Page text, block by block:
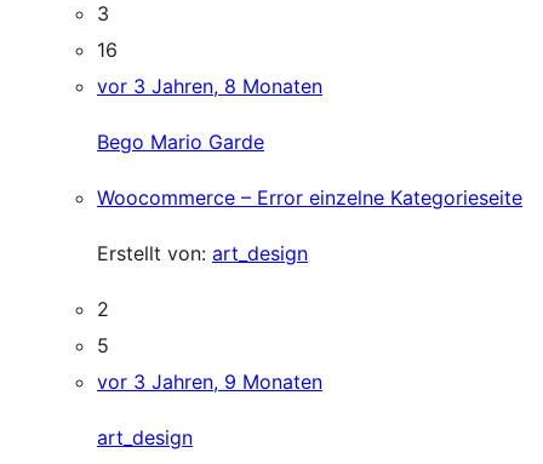
3
16
vor 3 Jahren, 8 Monaten
Bego Mario Garde
Woocommerce – Error einzelne Kategorieseite
Erstellt von: art_design
2
5
vor 3 Jahren, 9 Monaten
art_design